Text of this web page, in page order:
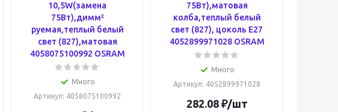
10,5W(замена
75Вт),димм²
руемая,теплый белый
свет (827),матовая
4058075100992 OSRAM
Много
Артикул: 4058075100992
75Вт),матовая
колба,теплый белый
свет (827), цоколь E27
4052899971028 OSRAM
Много
Артикул: 4052899971028
282.08₽/шт